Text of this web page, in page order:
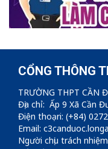
CỔNG THÔNG
TRƯỜNG THPT CẦN
Địa chỉ: Ấp 9 Xã Cần
Điện thoạri: (+84)
Email:
Người chịu trách